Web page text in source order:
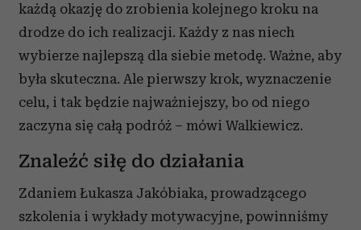
każdą okazję do zrobienia kolejnego kroku na
drodze do ich realizacji. Każdy z nas niech
wybierze najlepszą dla siebie metodę. Ważne, aby
była skuteczna. Ale pierwszy krok, wyznaczenie
celu, i tak będzie najważniejszy, bo od niego
zaczyna się całą podróż – mówi Walkiewicz.
Znaleźć siłę do działania
Zdaniem Łukasza Jakóbiaka, prowadzącego
szkolenia i wykłady motywacyjne, powinniśmy